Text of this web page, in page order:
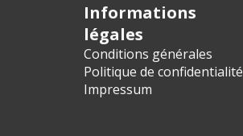
Informations
légales
Conditions générales
Politique de confidentialité
Impressum